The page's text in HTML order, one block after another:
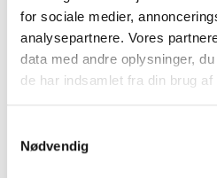
for sociale medier,
analysepartnere. Vores
data med andre oplysninger,
de har indsamlet fra din brug af
Nødvendig
Kemi & Life Science søger
dagsorden. Vi formidler viden
lovgivning samt andre forhold,
Vi skaber tryghed og
foreningens vision at være
En stor del af vores